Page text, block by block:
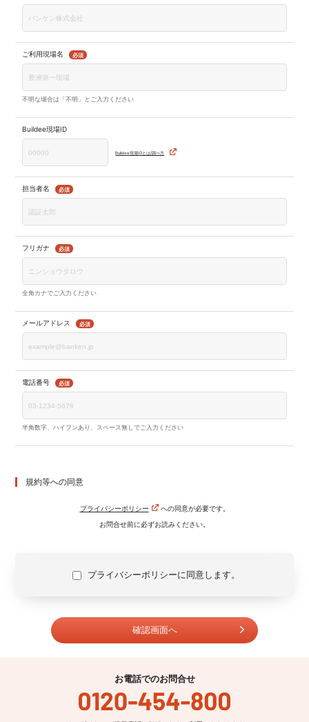
ご利用現場名 必須
不明な場合は「不明」とご入力ください
Buildee現場ID
Buildee現場IDとは/調べ方
担当者名 必須
フリガナ 必須
全角カナでご入力ください
メールアドレス 必須
電話番号 必須
半角数字、ハイフンあり、スペース無しでご入力ください
規約等への同意
プライバシーポリシー
への同意が必要です。
お問合せ前に必ずお読みください。
プライバシーポリシーに同意します。
お電話でのお問合せ